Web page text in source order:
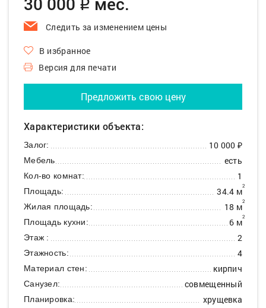
q
Следить за изменением цены
В избранное
Версия для печати
Предложить свою цену
Характеристики объекта:
Залог: 10 000 ₽
Мебель есть
Кол-во комнат: 1
Площадь: 34.4 м2
Жилая площадь: 18 м2
Площадь кухни: 6 м2
Этаж : 2
Этажность: 4
Материал стен: кирпич
Санузел: совмещенный
Планировка: хрущевка